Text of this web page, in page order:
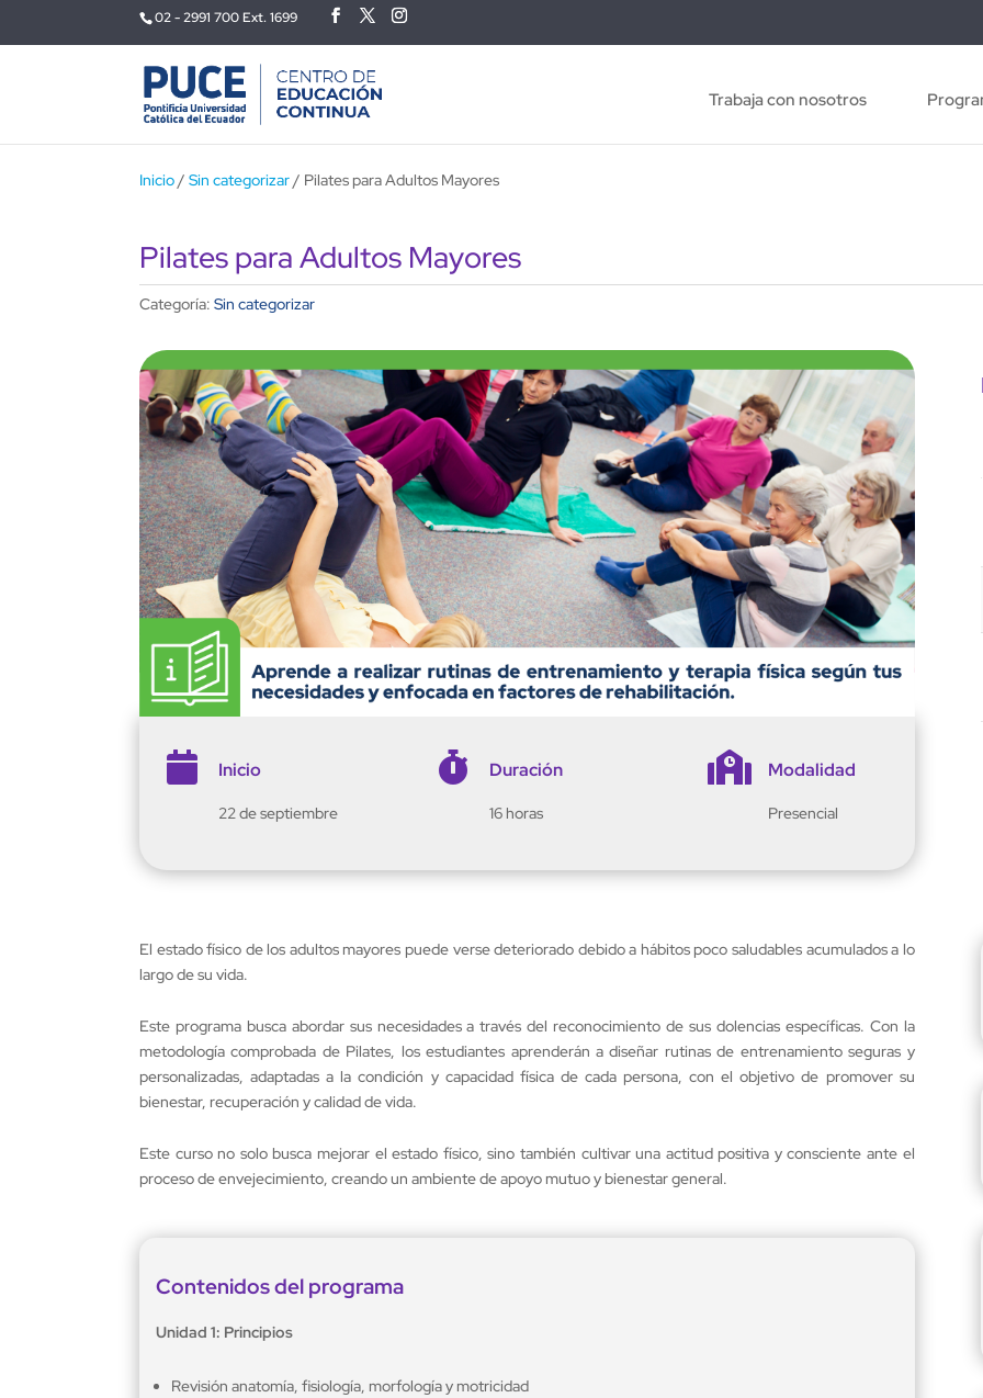
02 - 2991 700 Ext. 1699
Trabaja con nosotros
Inicio/ Sin categorizar/ Pilates para Adultos Mayores
Pilates para Adultos Mayores
Categoría: Sin categorizar
 Inicio
22 de septiembre
 Duración
16 horas
 Modalidad
Presencial
El estado físico de los adultos mayores puede verse deteriorado debido a hábitos poco saludables acumulados a lo
largo de su vida.
Este programa busca abordar sus necesidades a través del reconocimiento de sus dolencias específicas. Con la
metodología comprobada de Pilates, los estudiantes aprenderán a diseñar rutinas de entrenamiento seguras y
personalizadas, adaptadas a la condición y capacidad física de cada persona, con el objetivo de promover su
bienestar, recuperación y calidad de vida.
Este curso no solo busca mejorar el estado físico, sino también cultivar una actitud positiva y consciente ante el
proceso de envejecimiento, creando un ambiente de apoyo mutuo y bienestar general.
Contenidos del programa
Unidad 1: Principios
Revisión anatomía, fisiología, morfología y motricidad